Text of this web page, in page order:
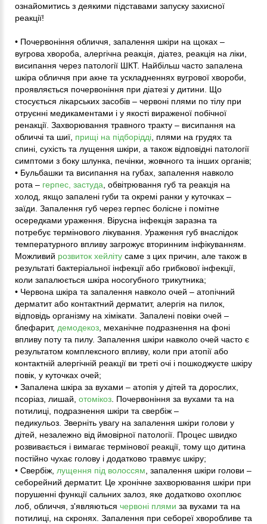
ознайомитись з деякими підставами запуску захисної
реакції!
• Почервоніння обличчя, запалення шкіри на щоках –
вугрова хвороба, алергічна реакція, діатез, реакція на ліки,
висипання через патології ШКТ. Найбільш часто запалена
шкіра обличчя при акне та ускладненнях вугрової хвороби,
проявляється почервоніння при діатезі у дитини. Що
стосується лікарських засобів – червоні плями по тілу при
отруєнні медикаментами і у якості вираженої побічної
ренакції. Захворювання травного тракту – висипання на
обличчі та шиї, прищі на підборідді , плями на грудях та
спині, сухість та лущення шкіри, а також відповідні патології
симптоми з боку шлунка, печінки, жовчного та інших органів;
• Бульбашки та висипання на губах, запалення навколо
рота – герпес, застуда , обвітрювання губ та реакція на
холод, якщо запалені губи та окремі ранки у куточках –
заїди. Запалення губ через герпес болісне і помітне
осередками ураження. Вірусна інфекція заразна та
потребує термінового лікування. Ураження губ внаслідок
температурного впливу загрожує вторинним інфікуванням.
Можливий розвиток хейліту саме з цих причин, але також в
результаті бактеріальної інфекції або грибкової інфекції,
коли запалюється шкіра носогубного трикутника;
• Червона шкіра та запалення навколо очей – атопічний
дерматит або контактний дерматит, алергія на пилок,
відповідь організму на хімікати. Запалені повіки очей –
блефарит, демодекоз , механічне подразнення на фоні
впливу поту та пилу. Запалення шкіри навколо очей часто є
результатом комплексного впливу, коли при атопії або
контактній алергічній реакції ви треті очі і пошкоджуєте шкіру
повік, у куточках очей;
• Запалена шкіра за вухами – атопія у дітей та дорослих,
псоріаз, лишай, отомікоз . Почервоніння за вухами та на
потилиці, подразнення шкіри та свербіж –
педикульоз. Зверніть увагу на запалення шкіри голови у
дітей, незалежно від ймовірної патології. Процес швидко
розвивається і вимагає термінової реакції, тому що дитина
постійно чухає голову і додатково травмує шкіру;
• Свербіж, лущення під волоссям , запалення шкіри голови –
себорейний дерматит. Це хронічне захворювання шкіри при
порушенні функції сальних залоз, яке додатково охоплює
лоб, обличчя, з'являються червоні плями за вухами та на
потилиці, на скронях. Запалення при себореї хворобливе та